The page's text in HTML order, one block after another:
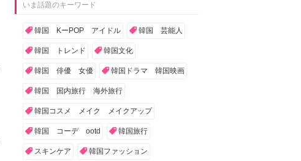
いま話題のキーワード
韓国 KーPOP アイドル 韓国 芸能人
韓国 トレンド 韓国文化
韓国 俳優 女優 韓国ドラマ 韓国映画
韓国 国内旅行 海外旅行
韓国コスメ メイク メイクアップ
韓国 コーデ ootd 韓国旅行
スキンケア 韓国ファッション